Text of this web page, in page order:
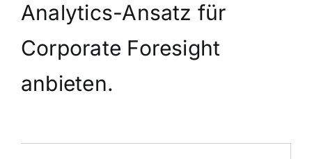
Analytics-Ansatz für
Corporate Foresight
anbieten.